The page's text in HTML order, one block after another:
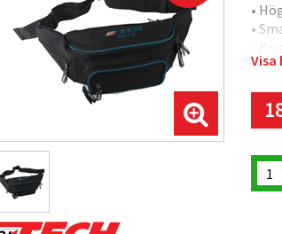
•
•
•
•
Visa